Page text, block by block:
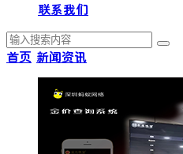
联系我们
首页 新闻资讯